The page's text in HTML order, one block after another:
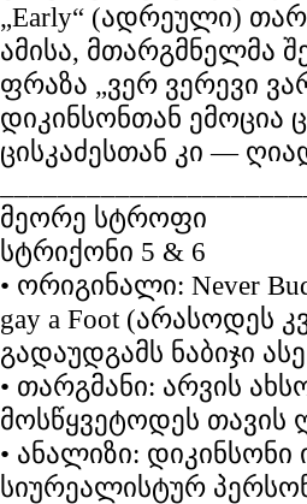
„Early“ (ადრეული)
ამისა, მთარგმნელმა
ფრაზა „ვერ ვერევი
დიკინსონთან ემოცია
ცისკაძესთან კი —
მეორე სტროფი
სტრიქონი 5 & 6
• ორიგინალი: Never
gay a Foot (არასოდეს
გადაუდგამს ნაბიჯი
• თარგმანი: არვის
მოსწყვეტოდეს თავის
• ანალიზი:
სიურეალისტურ